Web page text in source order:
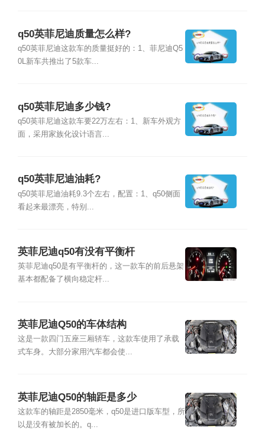
q50英菲尼迪质量怎么样?
q50英菲尼迪这款车的质量挺好的：1、菲尼迪Q5
0L新车共推出了5款车...
q50英菲尼迪多少钱?
q50英菲尼迪这款车要22万左右：1、新车外观方
面，采用家族化设计语言...
q50英菲尼迪油耗?
q50英菲尼迪油耗9.3个左右，配置：1、q50侧面
看起来最漂亮，特别...
英菲尼迪q50有没有平衡杆
英菲尼迪q50是有平衡杆的，这一款车的前后悬架
基本都配备了横向稳定杆...
英菲尼迪Q50的车体结构
这是一款四门五座三厢轿车，这款车使用了承载
式车身。大部分家用汽车都会使...
英菲尼迪Q50的轴距是多少
这款车的轴距是2850毫米，q50是进口版车型，所
以是没有被加长的。q...